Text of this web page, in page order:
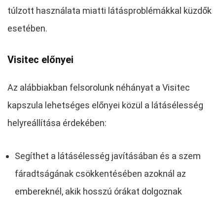
túlzott használata miatti látásproblémákkal küzdők
esetében.
Visitec előnyei
Az alábbiakban felsorolunk néhányat a Visitec
kapszula lehetséges előnyei közül a látásélesség
helyreállítása érdekében:
Segíthet a látásélesség javításában és a szem
fáradtságának csökkentésében azoknál az
embereknél, akik hosszú órákat dolgoznak